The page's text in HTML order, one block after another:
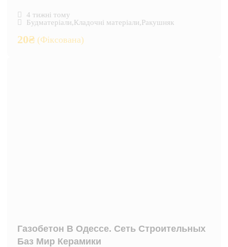
4 тижні тому
Будматеріали,Кладочні матеріали,Ракушняк
20₴ (Фіксована)
Газобетон В Одессе. Сеть Строительных
Баз Мир Керамики